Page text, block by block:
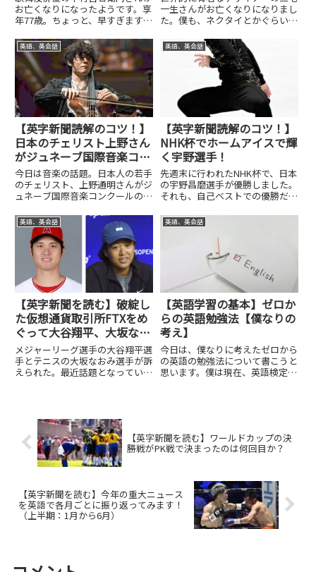
お亡くなりになったようです。享
年77歳。ちょっと、早すぎます
れていました。それ以上に歌舞伎
界には貢献をされていたようで
す。そのような内容の記事を読ん
でいきます。まずは、全文を読ん
で...
一生さんがお亡くなりになりまし
た。僕も、ネクタイとかぐらいで
を持っていました。世界的に有名
な人なので、世界中で報道されて
います。BBCの記事を見つけまし
たので、それを今日は読んでい...
英語、英会話
【英字新聞読解のコツ！】
日本のチェリスト上野さん
がジュネーブ国際音楽コン
クールで優勝！
今日は音楽の話題。日本人の若手
のチェリスト、上野通明さんがジ
ュネーブ国際音楽コンクールのチ
本人初めての優勝らしいです。す
でに上野さんは、チャイコフスキ
ー国際音楽コンクールのチェロ部
門でも優勝している有力者。こ
英語、英会話
【英字新聞読解のコツ！】
NHK杯でホームアイスで輝
く宇野選手！
先週末に行われたNHK杯で、日本
の宇野昌磨選手が優勝しました。
それも、自己ベストでの優勝だっ
我で欠場しましたが、それでも日
本選手がしっかり優勝を勝ち取り
ました。その記事を今日は取り上
げようと思います。先日には、...
英語、英会話
【英字新聞を読む】破綻し
た仮想通貨取引所FTXをめ
ぐって大谷翔平、大坂なお
みらが米国で訴えられる！
メジャーリーグ選手の大谷翔平選
手とテニスの大坂なおみ選手が訴
えられた。最近話題となっている
その対象に大谷選手と大坂なおみ
選手が含まれていた。今日はこ...
英語、英会話
【英語学習の基本】ゼロか
らの英語勉強法【僕なりの
考え】
今日は、僕なりに考えたゼロから
の英語の勉強法について書こうと
思います。僕は現在、英語検定準
【英字新聞を読む】ワールドカップの決
勝戦がPK戦で決まったのは何回目か？
【英字新聞を読む】今年の重大ニュース
を英語で各月ごとに振り返ってみます！
（上半期：1月から6月）